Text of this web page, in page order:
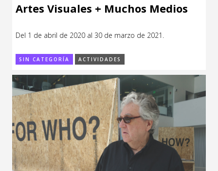
Artes Visuales + Muchos Medios
Del 1 de abril de 2020 al 30 de marzo de 2021.
SIN CATEGORÍA ACTIVIDADES